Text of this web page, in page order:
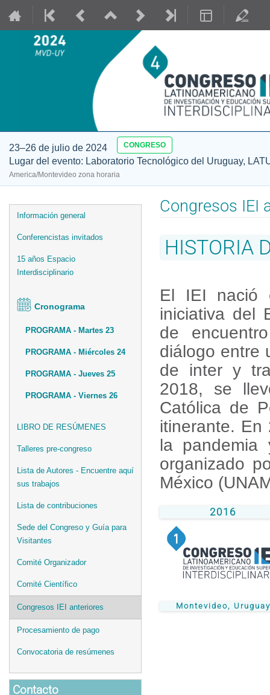
23–26 de julio de 2024 CONGRESO
Lugar del evento: Laboratorio Tecnológico del Uruguay,
America/Montevideo zona horaria
Event
menu
Información general
Conferencistas invitados
15 años Espacio
Interdisciplinario
Cronograma
PROGRAMA - Martes 23
PROGRAMA - Miércoles 24
PROGRAMA - Jueves 25
PROGRAMA - Viernes 26
LIBRO DE RESÚMENES
Talleres pre-congreso
Lista de Autores - Encuentre aquí
sus trabajos
Lista de contribuciones
Sede del Congreso y Guía para
Visitantes
Comité Organizador
Comité Científico
Congresos IEI anteriores
Procesamiento de pago
Convocatoria de resúmenes
Contacto
Congresos IEI
HISTORIA
El IEI nació
iniciativa del
de
diálogo entre
de inter y
2018, se
Católica de
itinerante.
la pandemia
organizado
México
2016
Montevideo, Uruguay